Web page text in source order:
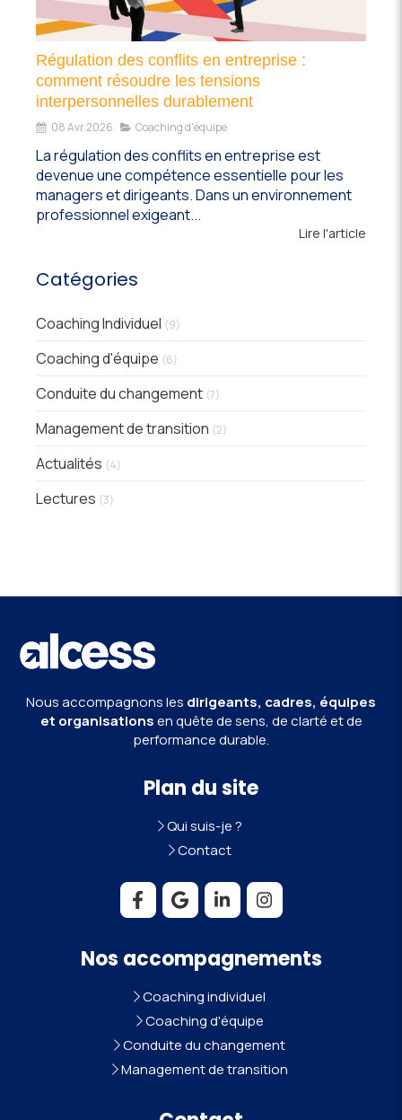
Régulation des conflits en entreprise :
comment résoudre les tensions
interpersonnelles durablement
08 Avr 2026 Coaching d'équipe
La régulation des conflits en entreprise est
devenue une compétence essentielle pour les
managers et dirigeants. Dans un environnement
professionnel exigeant...
Lire l'article
Catégories
Coaching Individuel (9)
Coaching d'équipe (6)
Conduite du changement (7)
Management de transition (2)
Actualités (4)
Lectures (3)
Nous accompagnons les dirigeants, cadres, équipes
et organisationsen quête de sens, de clarté et de
performance durable.
Plan du site
Qui suis-je ?
Contact
Nos accompagnements
Coaching individuel
Coaching d'équipe
Conduite du changement
Management de transition